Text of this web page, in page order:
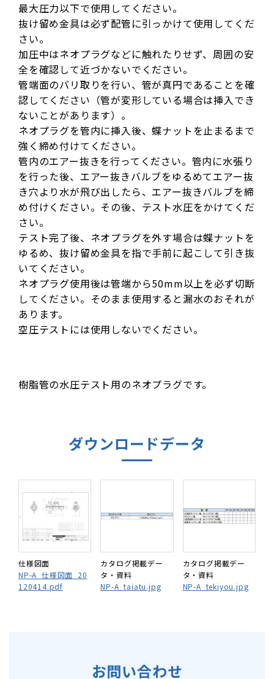
最大圧力以下で使用してください。
抜け留め金具は必ず配管に引っかけて使用してくだ
さい。
加圧中はネオプラグなどに触れたりせず、周囲の安
全を確認して近づかないでください。
管端面のバリ取りを行い、管が真円であることを確
認してください（管が変形している場合は挿入でき
ないことがあります）。
ネオプラグを管内に挿入後、蝶ナットを止まるまで
強く締め付けてください。
管内のエアー抜きを行ってください。管内に水張り
を行った後、エアー抜きバルブをゆるめてエアー抜
き穴より水が飛び出したら、エアー抜きバルブを締
め付けください。その後、テスト水圧をかけてくだ
さい。
テスト完了後、ネオプラグを外す場合は蝶ナットを
ゆるめ、抜け留め金具を指で手前に起こして引き抜
いてください。
ネオプラグ使用後は管端から50mm以上を必ず切断
してください。そのまま使用すると漏水のおそれが
あります。
空圧テストには使用しないでください。
樹脂管の水圧テスト用のネオプラグです。
ダウンロードデータ
仕様図面
NP-A_仕様図面_20
120414.pdf
カタログ掲載デー
タ・資料
NP-A_taiatu.jpg
カタログ掲載デー
タ・資料
NP-A_tekiyou.jpg
お問い合わせ